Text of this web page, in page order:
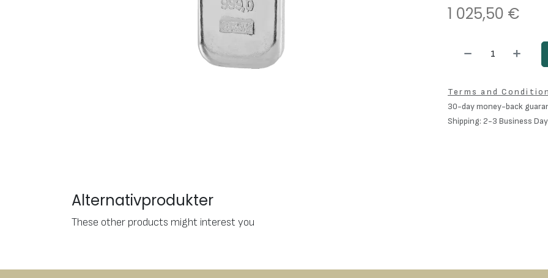
1 025,50 €
Terms and
30-day money-back
Shipping: 2-3 Business
Alternativprodukter
These other products might interest you